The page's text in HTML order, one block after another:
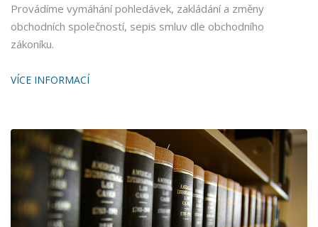
Provádíme vymáhání pohledávek, zakládání a změny
obchodních společností, sepis smluv dle obchodního
zákoníku.
VÍCE INFORMACÍ